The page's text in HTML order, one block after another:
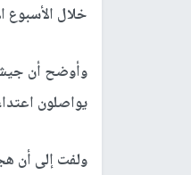
خلال الأسبوع الأول
وأوضح أن جيش
يواصلون
ولفت إلى أن